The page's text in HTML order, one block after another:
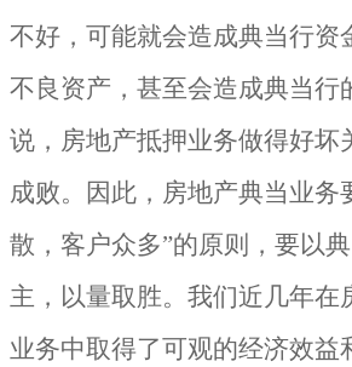
不好，可能就会造成典当行资
不良资产，甚至会造成典当行
说，房地产抵押业务做得好坏
成败。因此，房地产典当业务
散，客户众多”的原则，要以
主，以量取胜。我们近几年在
业务中取得了可观的经济效益